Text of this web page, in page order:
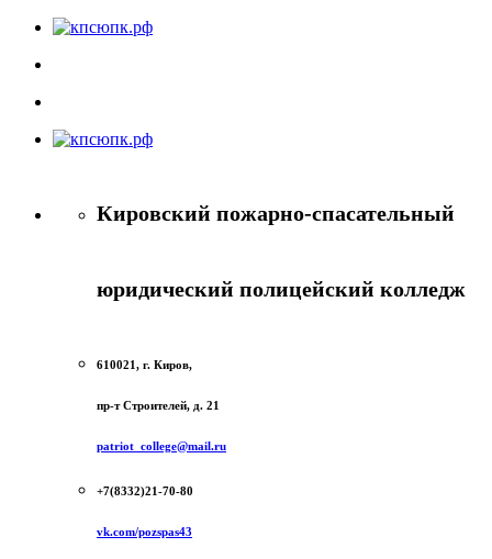
Кировский пожарно-спасательный
юридический полицейский колледж
610021, г. Киров,
пр-т Строителей, д. 21
patriot_college@mail.ru
+7(8332)21-70-80
vk.com/pozspas43